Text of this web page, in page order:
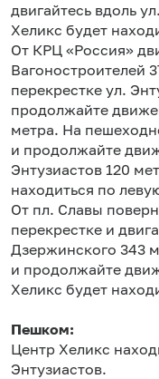
двигайтесь вдоль
Хеликс будет
От КРЦ «Россия»
Вагоностроителей
перекрестке ул.
продолжайте
метра. На
и продолжайте
Энтузиастов 120
находиться по
От пл. Славы
перекрестке и
Дзержинского 343
и продолжайте
Хеликс будет
Пешком:
Центр Хеликс
Энтузиастов.